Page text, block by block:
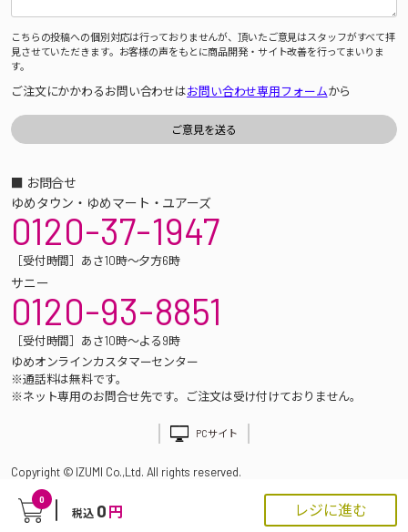
0
税込 0 円 レジに進む
こちらの投稿への個別対応は行っておりませんが、頂いたご意見はスタッフがすべて拝
見させていただきます。お客様の声をもとに商品開発・サイト改善を行ってまいりま
す。
ご注文にかかわるお問い合わせはお問い合わせ専用フォームから
■ お問合せ
ゆめタウン・ゆめマート・ユアーズ
0120-37-1947
［受付時間］あさ10時～夕方6時
サニー
0120-93-8851
［受付時間］あさ10時～よる9時
ゆめオンラインカスタマーセンター
※通話料は無料です。
※ネット専用のお問合せ先です。ご注文は受け付けておりません。
PCサイト
Copyright © IZUMI Co.,Ltd. All rights reserved.